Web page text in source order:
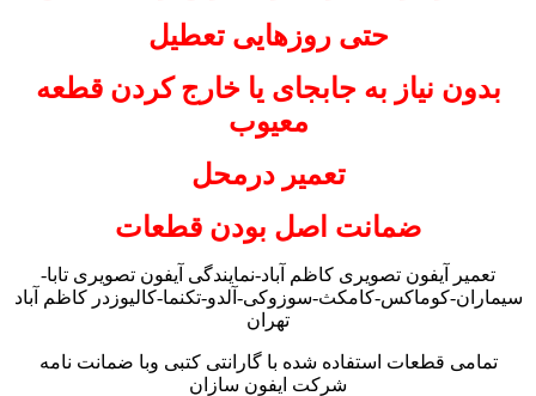
حتی روزهایی تعطیل
بدون نیاز به جابجای یا خارج کردن قطعه
معیوب
تعمیر درمحل
ضمانت اصل بودن قطعات
تعمیر آیفون تصویری کاظم آباد-نمایندگی آیفون تصویری تابا-
سیماران-کوماکس-کامکث-سوزوکی-آلدو-تکنما-کالیوزدر کاظم آباد
تهران
تمامی قطعات استفاده شده با گارانتی کتبی وبا ضمانت نامه
شرکت ایفون سازان